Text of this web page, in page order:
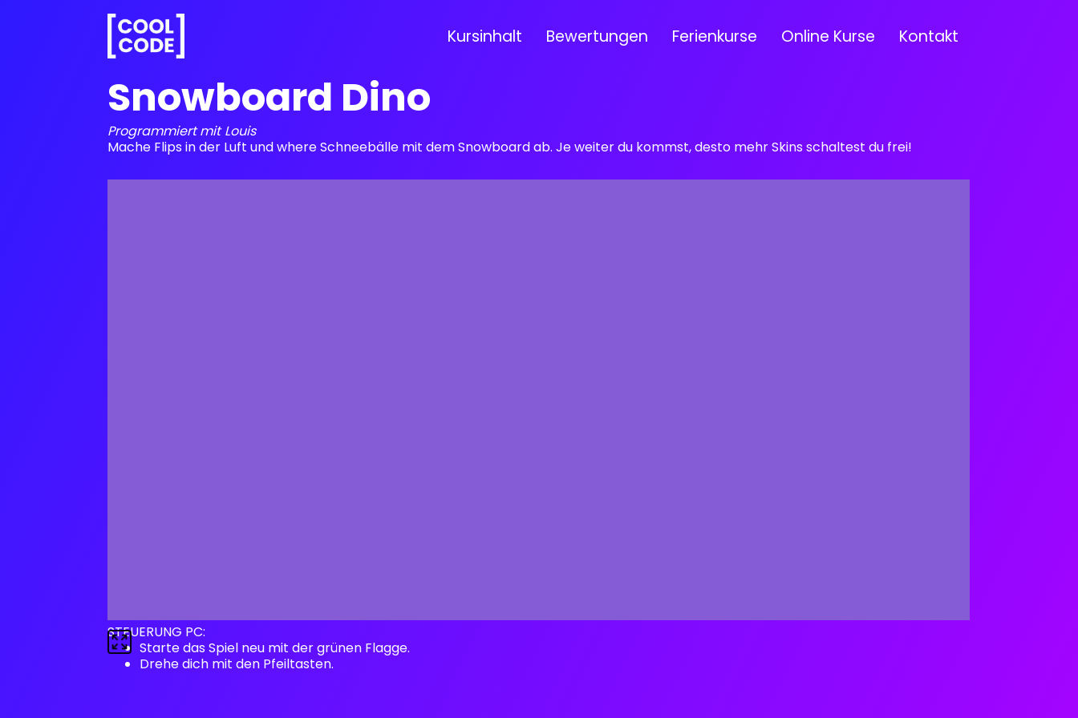
Snowboard Dino
Programmiert mit Louis
Mache Flips in der Luft und where Schneebälle mit dem Snowboard ab. Je weiter du kommst, desto mehr Skins schaltest du frei!
STEUERUNG PC:
Starte das Spiel neu mit der grünen Flagge.
Drehe dich mit den Pfeiltasten.
Kursinhalt Bewertungen Ferienkurse Online Kurse Kontakt